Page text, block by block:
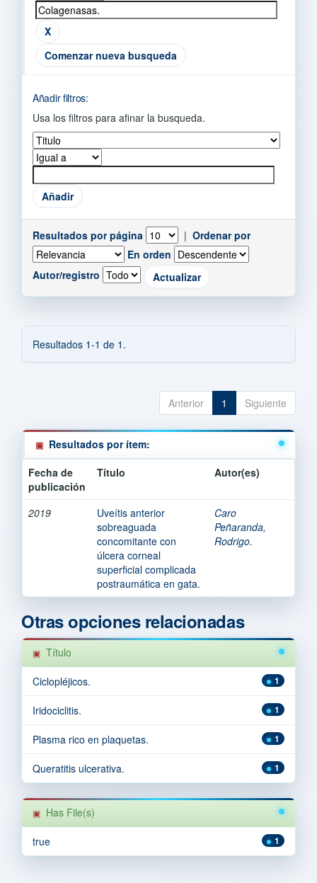
Comenzar nueva busqueda
Añadir filtros:
Usa los filtros para afinar la busqueda.
Resultados por página | Ordenar por
En orden
Autor/registro
Resultados 1-1 de 1.
Anterior 1 Siguiente
Resultados por ítem:
Fecha de
publicación
Título Autor(es)
2019
Uveítis anterior
sobreaguada
concomitante con
úlcera corneal
superficial complicada
postraumática en gata.
Caro
Peñaranda,
Rodrigo.
Otras opciones relacionadas
Título
1
Ciclopléjicos.
1
Iridociclitis.
1
Plasma rico en plaquetas.
1
Queratitis ulcerativa.
Has File(s)
1
true